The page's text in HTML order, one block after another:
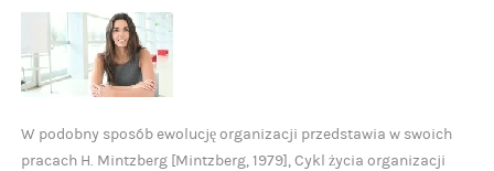
W podobny sposób ewolucję organizacji przedstawia w swoich
pracach H. Mintzberg [Mintzberg, 1979], Cykl życia organizacji